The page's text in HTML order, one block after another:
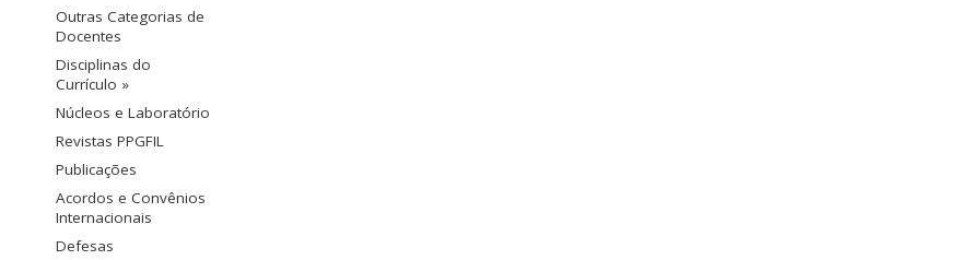
Outras Categorias de
Docentes
Disciplinas do
Currículo »
Núcleos e Laboratório
Revistas PPGFIL
Publicações
Acordos e Convênios
Internacionais
Defesas